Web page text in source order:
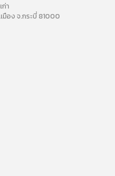
า
มือง จ.กระบี่ 81000